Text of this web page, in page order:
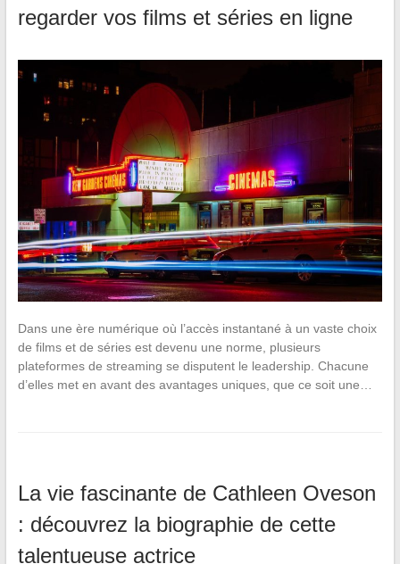
regarder vos films et séries en ligne
Dans une ère numérique où l’accès instantané à un vaste choix
de films et de séries est devenu une norme, plusieurs
plateformes de streaming se disputent le leadership. Chacune
d’elles met en avant des avantages uniques, que ce soit une…
La vie fascinante de Cathleen Oveson
: découvrez la biographie de cette
talentueuse actrice